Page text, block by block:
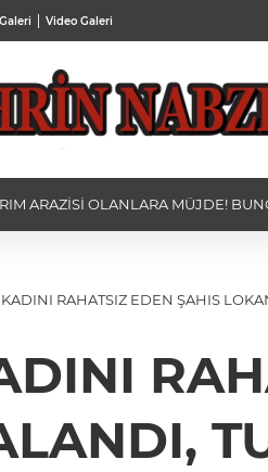
Video Galeri
BGN
28,0626%0,37
ARAZİSİ OLANLARA MÜJDE!
KADINI RAHATSIZ EDEN ŞAHIS